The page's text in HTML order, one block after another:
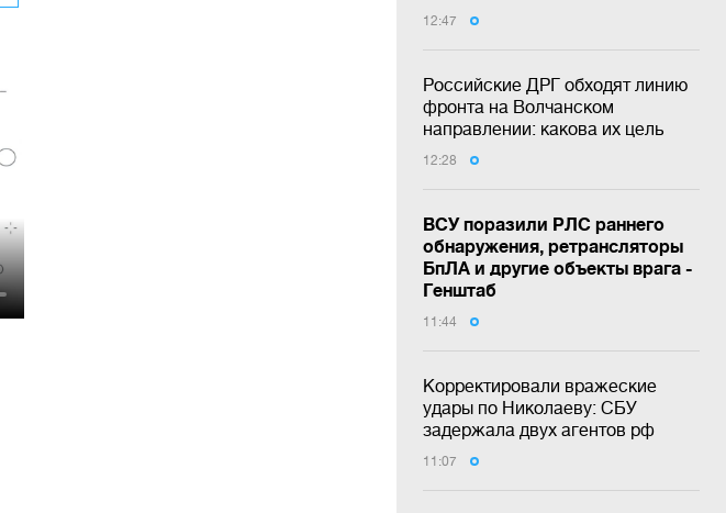
12:47
Российские ДРГ обходят линию
фронта на Волчанском
направлении: какова их цель
12:28
ВСУ поразили РЛС раннего
обнаружения, ретрансляторы
БпЛА и другие объекты врага -
Генштаб
11:44
Корректировали вражеские
удары по Николаеву: СБУ
задержала двух агентов рф
11:07